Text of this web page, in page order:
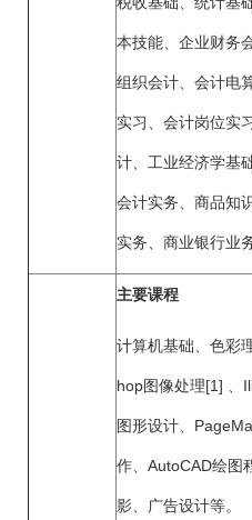
本技能、企业财务
组织会计、会计电
实习、会计岗位实
计、工业经济学基
会计实务、商品知
实务、商业银行业
主要课程
计算机基础、色彩
hop图像处理[1] 、
图形设计、
作、AutoCAD绘图
影、广告设计等。